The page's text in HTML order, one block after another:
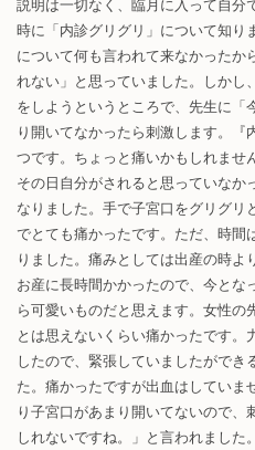
時に「内診グリグリ」について知り
について何も言われて来なかったか
れない」と思っていました。しかし
をしようというところで、先生に「
り開いてなかったら刺激します。
つです。ちょっと痛いかもしれませ
その日自分がされると思っていなか
なりました。手で子宮口をグリグリ
でとても痛かったです。ただ、時間
りました。痛みとしては出産の時
お産に長時間かかったので、今とな
ら可愛いものだと思えます。女性
とは思えないくらい痛かったです
したので、緊張していましたができ
た。痛かったですが出血はしてい
り子宮口があまり開いてないので、
しれないですね。」と言われました